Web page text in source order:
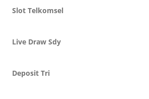
Slot Telkomsel
Live Draw Sdy
Deposit Tri